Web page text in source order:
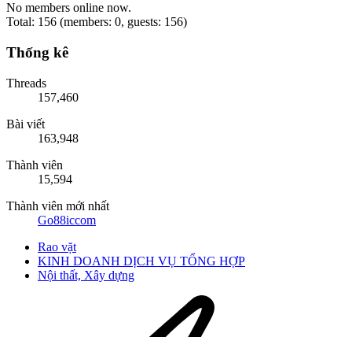
No members online now.
Total: 156 (members: 0, guests: 156)
Thống kê
Threads
157,460
Bài viết
163,948
Thành viên
15,594
Thành viên mới nhất
Go88iccom
Rao vặt
KINH DOANH DỊCH VỤ TỔNG HỢP
Nội thất, Xây dựng